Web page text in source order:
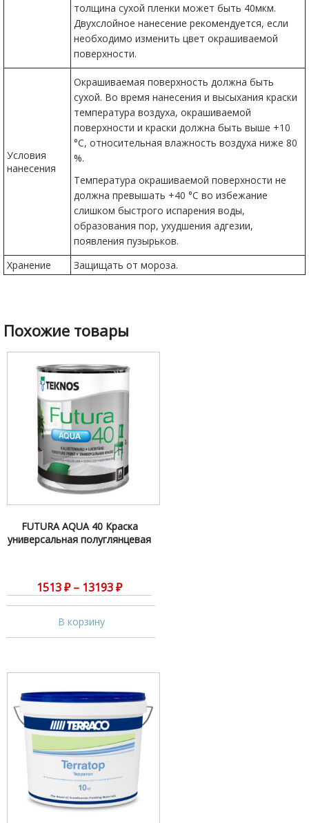
толщина сухой пленки может быть 40мкм.
Двухслойное нанесение рекомендуется, если
необходимо изменить цвет окрашиваемой
поверхности.
Условия
нанесения
Окрашиваемая поверхность должна быть
сухой. Во время нанесения и высыхания краски
температура воздуха, окрашиваемой
поверхности и краски должна быть выше +10
°С, относительная влажность воздуха ниже 80
%.
Температура окрашиваемой поверхности не
должна превышать +40 °C во избежание
слишком быстрого испарения воды,
образования пор, ухудшения адгезии,
появления пузырьков.
Хранение
Защищать от мороза.
Похожие товары
FUTURA AQUA 40 Краска
универсальная полуглянцевая
1513₽ – 13193₽
В корзину